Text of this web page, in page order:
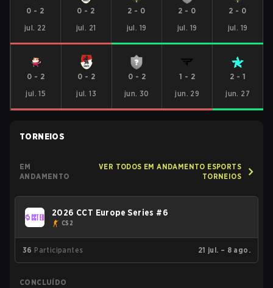
0 - 2
jul. 22
0 - 2
jul. 21
2 - 0
jul. 19
2 - 0
jul. 19
2 - 0
jul. 19
0 - 2
jul. 15
0 - 2
jul. 13
0 - 2
jun. 30
1 - 2
jun. 29
2 - 1
jun. 27
TORNEIOS
EM
ANDAMENTO
VER TODOS EM ANDAMENTO ESPORTS
TORNEIOS
2026 CCT Europe Series #6
CS2
36 Participantes 21 jul. – 8 ago.
CONCLUÍDO